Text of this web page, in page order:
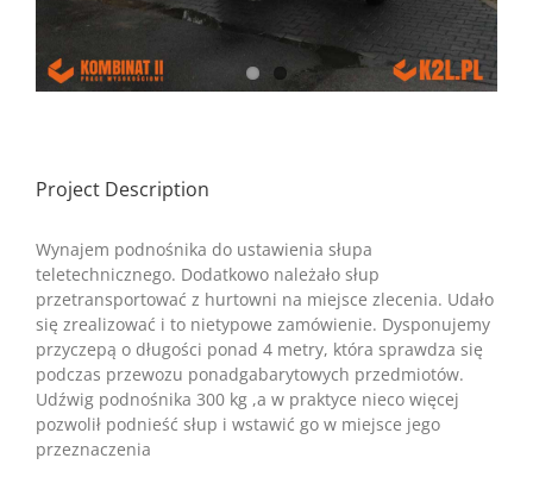
Project Description
Wynajem podnośnika do ustawienia słupa
teletechnicznego. Dodatkowo należało słup
przetransportować z hurtowni na miejsce zlecenia. Udało
się zrealizować i to nietypowe zamówienie. Dysponujemy
przyczepą o długości ponad 4 metry, która sprawdza się
podczas przewozu ponadgabarytowych przedmiotów.
Udźwig podnośnika 300 kg ,a w praktyce nieco więcej
pozwolił podnieść słup i wstawić go w miejsce jego
przeznaczenia